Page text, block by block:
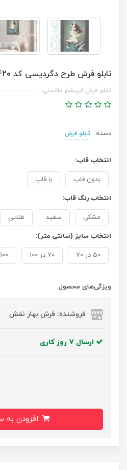
تابلو فرش طرح دگردیسی کد TS-1420
تابلو فرش ابریشم ماشینی
دسته : تابلو فرش
انتخاب قاب:
بدون قاب با قاب
انتخاب رنگ قاب:
مشکی سفید طلایی
انتخاب سایز (سانتی متر):
50 در 70 70 در 100 100 در 140
ویژگی‌های محصول
فروشنده: فرش بهار نقش
ارسال 7 روز کاری